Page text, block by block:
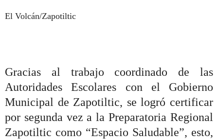
El Volcán/Zapotiltic
Gracias al trabajo coordinado de las
Autoridades Escolares con el Gobierno
Municipal de Zapotiltic, se logró certificar
por segunda vez a la Preparatoria Regional
Zapotiltic como “Espacio Saludable”, esto,